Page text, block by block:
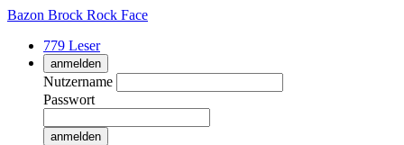
Bazon Brock Rock Face
779 Leser
anmelden
Nutzername
Passwort